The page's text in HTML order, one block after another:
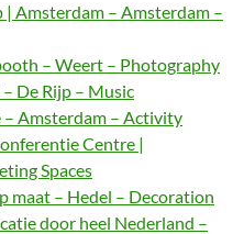
Amsterdam – Amsterdam –
– Weert – Photography
De Rijp – Music
Amsterdam – Activity
Centre |
Spaces
maat – Hedel – Decoration
door heel Nederland –